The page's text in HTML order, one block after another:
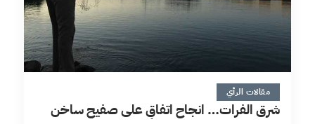
8 دقائق
مقالات الرأي
شرق الفرات… انجاح اتفاقٍ على صفيحٍ ساخن